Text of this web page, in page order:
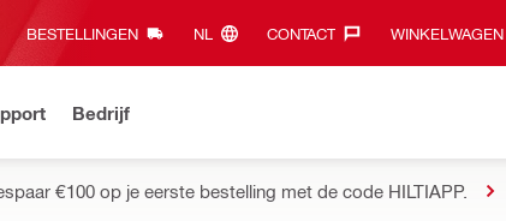
BESTELLINGEN NL‎ CONTACT‎ WINKELWAGEN
Bedrijf
€100 op je eerste bestelling met de code HILTIAPP.